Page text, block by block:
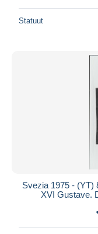
Statuut
Svezia 1975 - (YT)
XVI Gustave.